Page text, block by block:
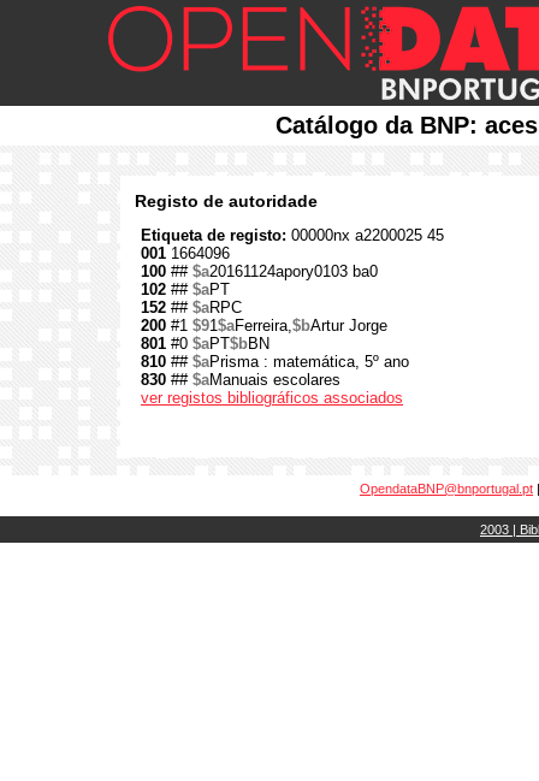
Catálogo da BNP:
Registo de autoridade
Etiqueta de registo: 00000nx a2200025 45
001 1664096
100 ## $a20161124apory0103 ba0
102 ## $aPT
152 ## $aRPC
200 #1 $91$aFerreira,$bArtur Jorge
801 #0 $aPT$bBN
810 ## $aPrisma : matemática, 5º ano
830 ## $aManuais escolares
ver registos bibliográficos associados
OpendataBNP@bnportugal.pt
2003 |